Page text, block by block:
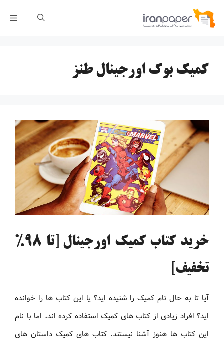
پرش
کمیک بوک اورجینال طنز
خرید کتاب کمیک اورجینال [تا 98%
تخفیف]
آیا تا به حال نام کمیک را شنیده اید؟ یا این کتاب ها را خوانده
اید؟ افراد زیادی از کتاب های کمیک استفاده کرده اند، اما با نام
این کتاب ها هنوز آشنا نیستند. کتاب های کمیک داستان های